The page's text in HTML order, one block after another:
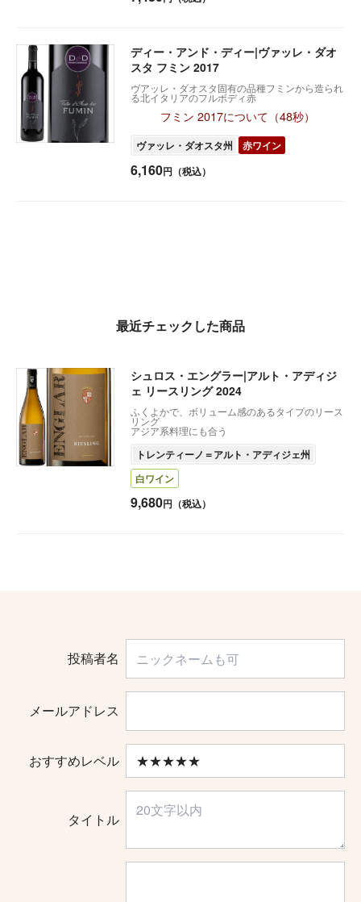
ディー・アンド・ディー|ヴァッレ・ダオ
スタ フミン 2017
ヴアッレ・ダオスタ固有の品種フミンから造られ
る北イタリアのフルボディ赤
フミン 2017について（48秒）
ヴァッレ・ダオスタ州 赤ワイン
6,160円（税込）
最近チェックした商品
シュロス・エングラー|アルト・アディジ
ェ リースリング 2024
ふくよかで、ボリューム感のあるタイプのリース
リング
アジア系料理にも合う
トレンティーノ＝アルト・アディジェ州
白ワイン
9,680円（税込）
投稿者名
メールアドレス
おすすめレベル
タイトル